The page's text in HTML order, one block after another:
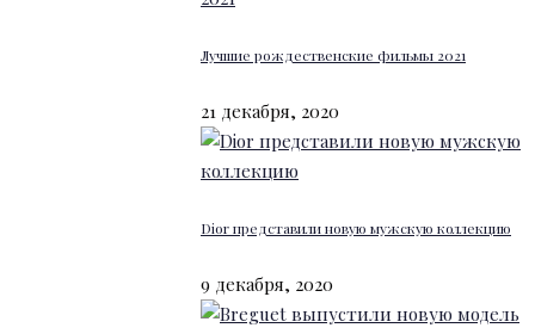
Лучшие рождественские фильмы 2021
21 декабря, 2020
Dior представили новую мужскую коллекцию
9 декабря, 2020